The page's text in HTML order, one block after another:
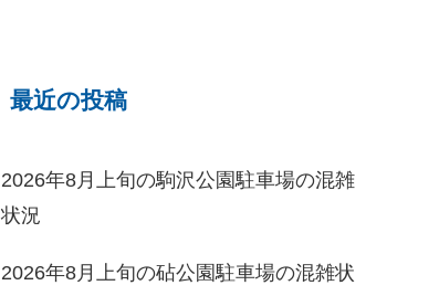
最近の投稿
2026年8月上旬の駒沢公園駐車場の混雑
状況
2026年8月上旬の砧公園駐車場の混雑状